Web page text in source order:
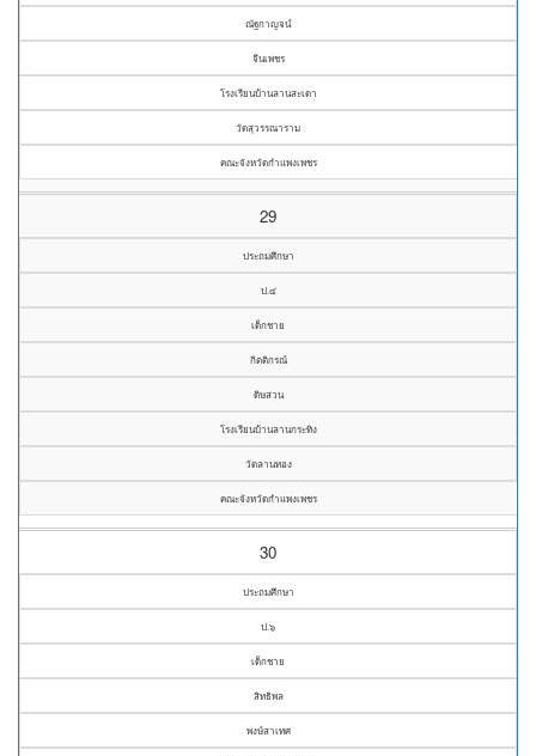
ณัฐกาญจน์
จีนเพชร
โรงเรียนบ้านลานสะเดา
วัดสุวรรณาราม
คณะจังหวัดกำแพงเพชร
29
ประถมศึกษา
ป.๔
เด็กชาย
กิตติกรณ์
ดิษสวน
โรงเรียนบ้านลานกระทิง
วัดลานทอง
คณะจังหวัดกำแพงเพชร
30
ประถมศึกษา
ป.๖
เด็กชาย
สิทธิพล
พงษ์สาเทศ